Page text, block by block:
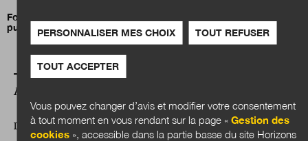
Former pour transformer : le grand chantier des compétences
publiques
A LIRE AUSSI
DOSSIER
PERSONNALISER MES CHOIX TOUT REFUSER
TOUT ACCEPTER
Vous pouvez changer d’avis et modifier votre consentement
à tout moment en vous rendant sur la page «Gestion des
cookies », accessible dans la partie basse du site Horizons